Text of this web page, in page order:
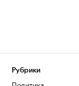
Рубрики